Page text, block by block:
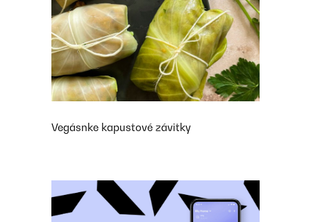
Vegásnke kapustové závitky